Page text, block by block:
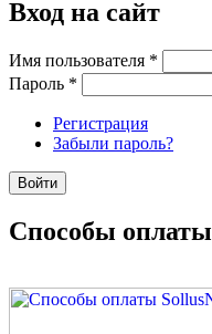
Вход на сайт
Имя пользователя *
Пароль *
Регистрация
Забыли пароль?
Способы оплаты